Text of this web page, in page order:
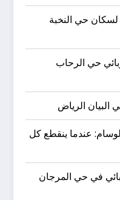
لسكان حي النخبة
حي الرحاب
البيان الرياض
عندما ينقطع كل
في حي المرجان